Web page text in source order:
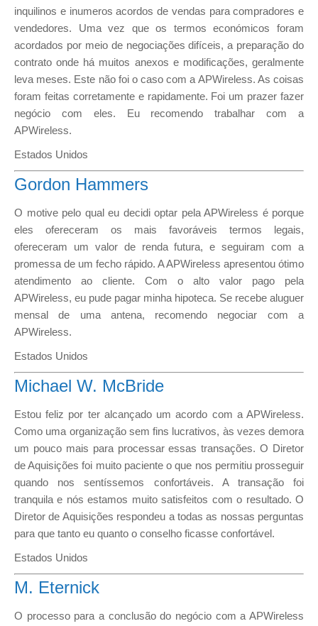
inquilinos e inumeros acordos de vendas para compradores e
vendedores. Uma vez que os termos económicos foram
acordados por meio de negociações difíceis, a preparação do
contrato onde há muitos anexos e modificações, geralmente
leva meses. Este não foi o caso com a APWireless. As coisas
foram feitas corretamente e rapidamente. Foi um prazer fazer
negócio com eles. Eu recomendo trabalhar com a
APWireless.
Estados Unidos
Gordon Hammers
O motive pelo qual eu decidi optar pela APWireless é porque
eles ofereceram os mais favoráveis termos legais,
ofereceram um valor de renda futura, e seguiram com a
promessa de um fecho rápido. A APWireless apresentou ótimo
atendimento ao cliente. Com o alto valor pago pela
APWireless, eu pude pagar minha hipoteca. Se recebe aluguer
mensal de uma antena, recomendo negociar com a
APWireless.
Estados Unidos
Michael W. McBride
Estou feliz por ter alcançado um acordo com a APWireless.
Como uma organização sem fins lucrativos, às vezes demora
um pouco mais para processar essas transações. O Diretor
de Aquisições foi muito paciente o que nos permitiu prosseguir
quando nos sentíssemos confortáveis. A transação foi
tranquila e nós estamos muito satisfeitos com o resultado. O
Diretor de Aquisições respondeu a todas as nossas perguntas
para que tanto eu quanto o conselho ficasse confortável.
Estados Unidos
M. Eternick
O processo para a conclusão do negócio com a APWireless